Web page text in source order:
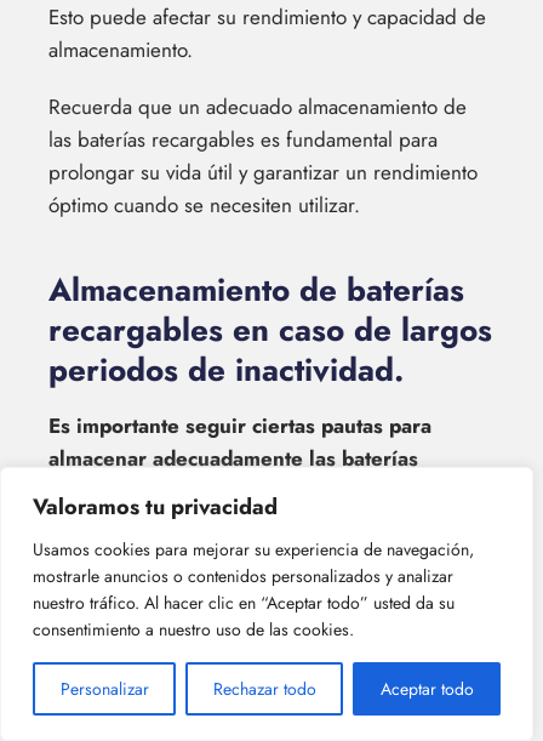
Valoramos tu privacidad
Usamos cookies para mejorar su experiencia de navegación,
mostrarle anuncios o contenidos personalizados y analizar
nuestro tráfico. Al hacer clic en “Aceptar todo” usted da su
consentimiento a nuestro uso de las cookies.
Personalizar Rechazar todo Aceptar todo
Esto puede afectar su rendimiento y capacidad de
almacenamiento.
Recuerda que un adecuado almacenamiento de
las baterías recargables es fundamental para
prolongar su vida útil y garantizar un rendimiento
óptimo cuando se necesiten utilizar.
Almacenamiento de baterías
recargables en caso de largos
periodos de inactividad.
Es importante seguir ciertas pautas para
almacenar adecuadamente las baterías
recargables durante largos periodos de
inactividad.
Antes de almacenar las baterías, asegúrate
de que estén completamente cargadas. Esto
ayudará a prolongar su vida útil y evitará la
autodescarga durante el almacenamiento.